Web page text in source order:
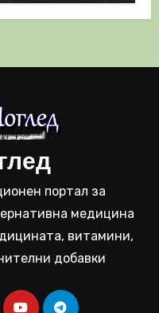
портал за
медицина
витамини,
добавки